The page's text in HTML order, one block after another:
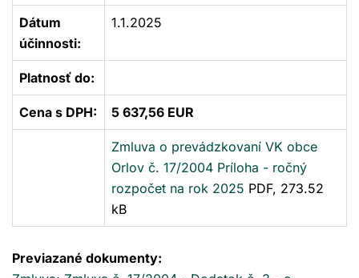
Dátum
účinnosti:
1.1.2025
Platnosť do:
Cena s DPH: 5 637,56 EUR
Zmluva o prevádzkovaní VK obce
Orlov č. 17/2004 Príloha - ročný
rozpočet na rok 2025 PDF, 273.52
kB
Previazané dokumenty: